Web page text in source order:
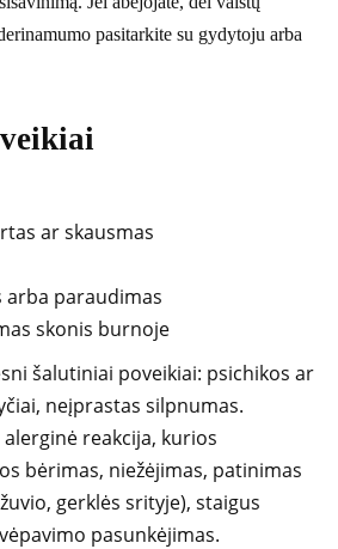
pasitarkite su gydytoju arba
ar skausmas
arba paraudimas
skonis burnoje
šalutiniai poveikiai: psichikos ar
neįprastas silpnumas.
reakcija, kurios
bėrimas, niežėjimas, patinimas
gerklės srityje), staigus
pasunkėjimas.